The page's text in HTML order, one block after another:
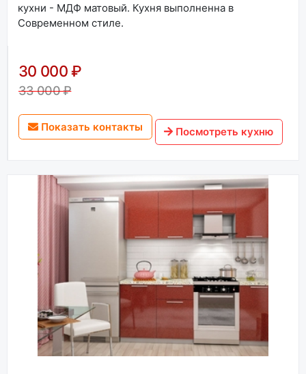
кухни - МДФ матовый. Кухня выполненна в
Современном стиле.
30 000 ₽
33 000 ₽
Показать контакты Посмотреть кухню